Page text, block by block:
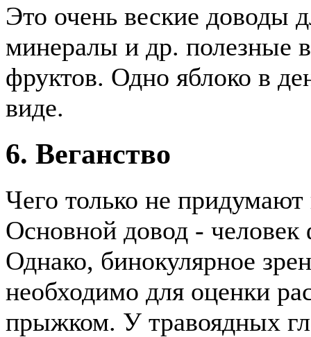
Это очень веские доводы
минералы и др. полезные
фруктов. Одно яблоко в
виде.
6. Веганство
Чего только не
Основной довод -
Однако, бинокулярное
необходимо для оценки
прыжком. У травоядных